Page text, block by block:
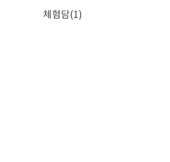
체험담(1)